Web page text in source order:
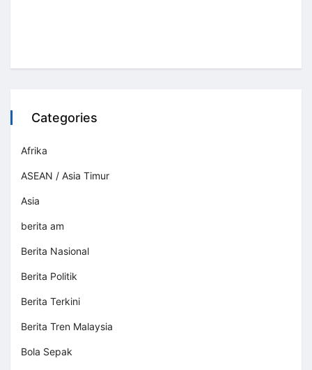
Categories
Afrika
ASEAN / Asia Timur
Asia
berita am
Berita Nasional
Berita Politik
Berita Terkini
Berita Tren Malaysia
Bola Sepak